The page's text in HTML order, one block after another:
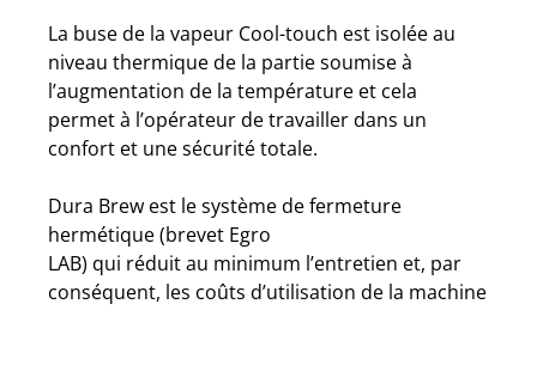
La buse de la vapeur Cool-touch est isolée au
niveau thermique de la partie soumise à
l’augmentation de la température et cela
permet à l’opérateur de travailler dans un
confort et une sécurité totale.
Dura Brew est le système de fermeture
hermétique (brevet Egro
LAB) qui réduit au minimum l’entretien et, par
conséquent, les coûts d’utilisation de la machine